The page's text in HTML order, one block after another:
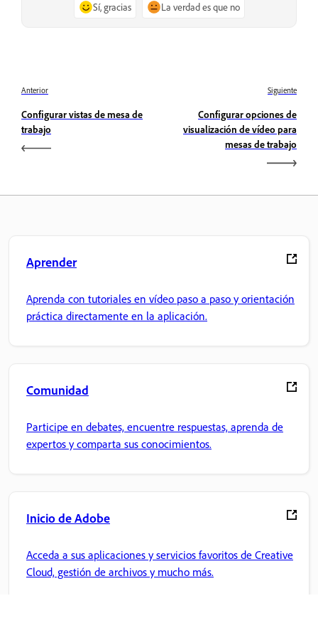
Sí, gracias La verdad es que no
Anterior
Configurar vistas de mesa de
trabajo
Siguiente
Configurar opciones de
visualización de vídeo para
mesas de trabajo
Aprender
Aprenda con tutoriales en vídeo paso a paso y orientación
práctica directamente en la aplicación.
Comunidad
Participe en debates, encuentre respuestas, aprenda de
expertos y comparta sus conocimientos.
Inicio de Adobe
Acceda a sus aplicaciones y servicios favoritos de Creative
Cloud, gestión de archivos y mucho más.